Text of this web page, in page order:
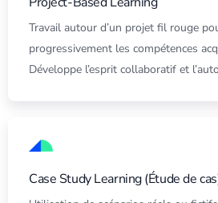
Travail autour d’un projet fil rouge
progressivement les compétences
Développe l’esprit collaboratif et
Case Study Learning (Étude de